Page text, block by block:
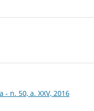
n. 50, a. XXV, 2016